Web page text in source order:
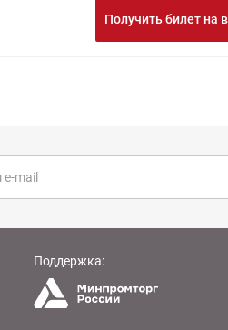
Получить билет на
Поддержка: